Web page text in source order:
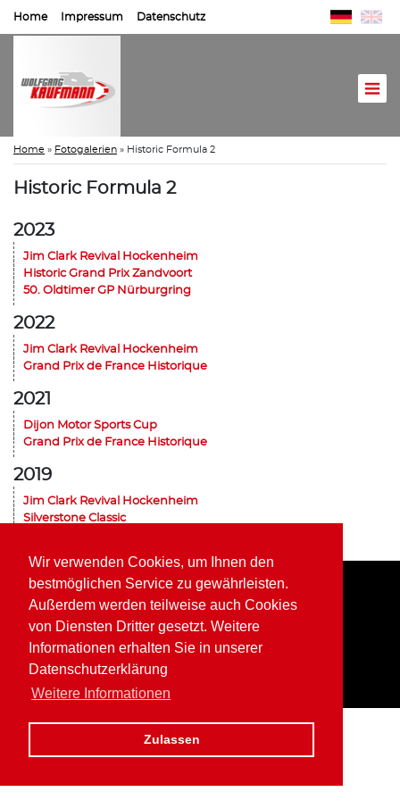
Wir verwenden Cookies, um Ihnen den
bestmöglichen Service zu gewährleisten.
Außerdem werden teilweise auch Cookies
von Diensten Dritter gesetzt. Weitere
Informationen erhalten Sie in unserer
Datenschutzerklärung
Weitere Informationen
Zulassen
Home Impressum Datenschutz
Home » Fotogalerien » Historic Formula 2
Historic Formula 2
2023
Jim Clark Revival Hockenheim
Historic Grand Prix Zandvoort
50. Oldtimer GP Nürburgring
2022
Jim Clark Revival Hockenheim
Grand Prix de France Historique
2021
Dijon Motor Sports Cup
Grand Prix de France Historique
2019
Jim Clark Revival Hockenheim
Silverstone Classic
Home Impressum Datenschutz